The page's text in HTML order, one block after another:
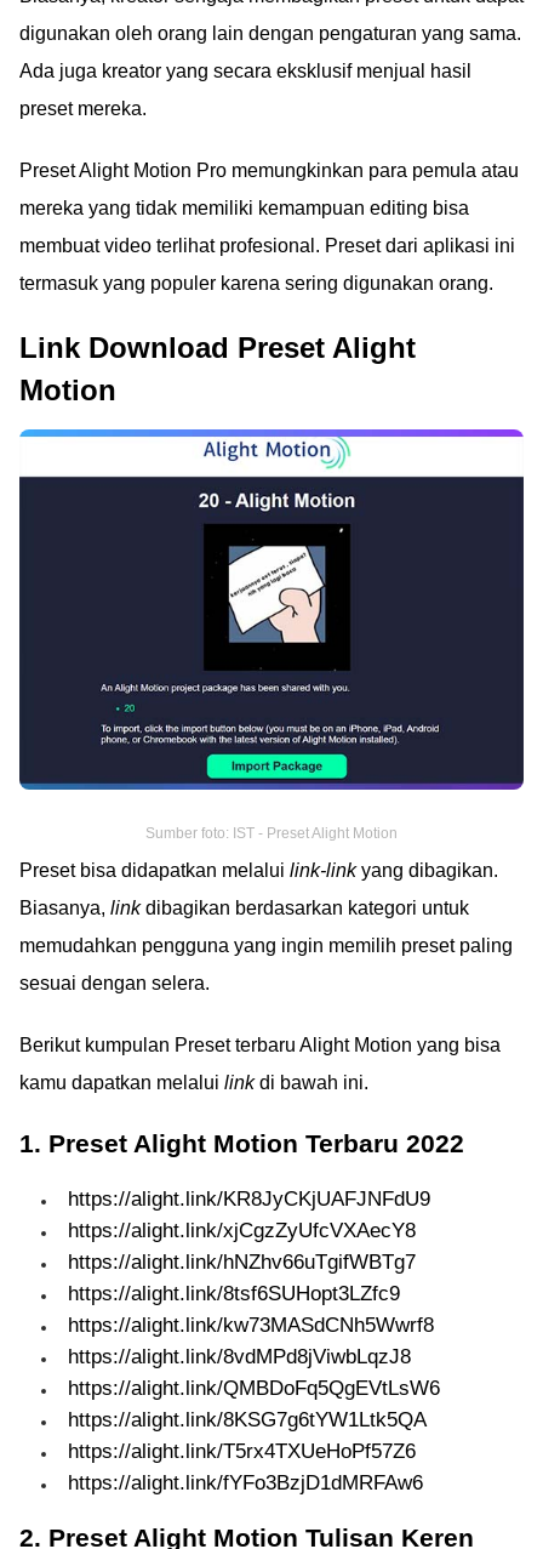
digunakan oleh orang lain dengan pengaturan yang sama.
Ada juga kreator yang secara eksklusif menjual hasil
preset mereka.
Preset Alight Motion Pro memungkinkan para pemula atau
mereka yang tidak memiliki kemampuan editing bisa
membuat video terlihat profesional. Preset dari aplikasi ini
termasuk yang populer karena sering digunakan orang.
Link Download Preset Alight
Motion
Sumber foto: IST - Preset Alight Motion
Preset bisa didapatkan melalui link-linkyang dibagikan.
Biasanya, linkdibagikan berdasarkan kategori untuk
memudahkan pengguna yang ingin memilih preset paling
sesuai dengan selera.
Berikut kumpulan Preset terbaru Alight Motion yang bisa
kamu dapatkan melalui linkdi bawah ini.
1. Preset Alight Motion Terbaru 2022
https://alight.link/KR8JyCKjUAFJNFdU9
https://alight.link/xjCgzZyUfcVXAecY8
https://alight.link/hNZhv66uTgifWBTg7
https://alight.link/8tsf6SUHopt3LZfc9
https://alight.link/kw73MASdCNh5Wwrf8
https://alight.link/8vdMPd8jViwbLqzJ8
https://alight.link/QMBDoFq5QgEVtLsW6
https://alight.link/8KSG7g6tYW1Ltk5QA
https://alight.link/T5rx4TXUeHoPf57Z6
https://alight.link/fYFo3BzjD1dMRFAw6
2. Preset Alight Motion Tulisan Keren